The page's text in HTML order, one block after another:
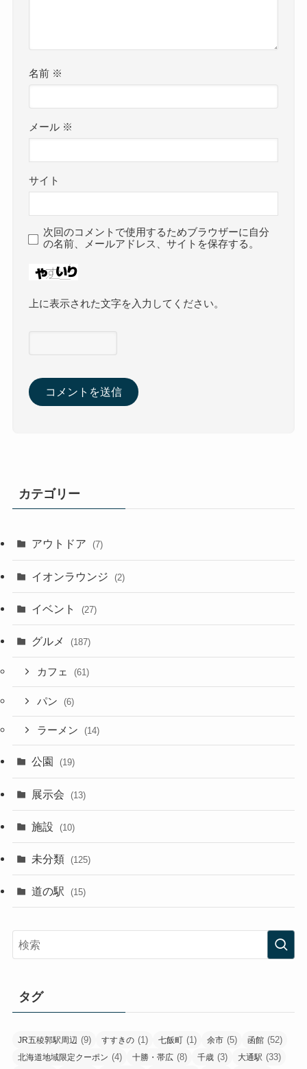
名前 ※
メール ※
サイト
次回のコメントで使用するためブラウザーに自分
の名前、メールアドレス、サイトを保存する。
上に表示された文字を入力してください。
カテゴリー
アウトドア (7)
イオンラウンジ (2)
イベント (27)
グルメ (187)
カフェ (61)
パン (6)
ラーメン (14)
公園 (19)
展示会 (13)
施設 (10)
未分類 (125)
道の駅 (15)
タグ
JR五稜郭駅周辺 (9) すすきの (1) 七飯町 (1) 余市 (5) 函館 (52)
北海道地域限定クーポン (4) 十勝・帯広 (8) 千歳 (3) 大通駅 (33)